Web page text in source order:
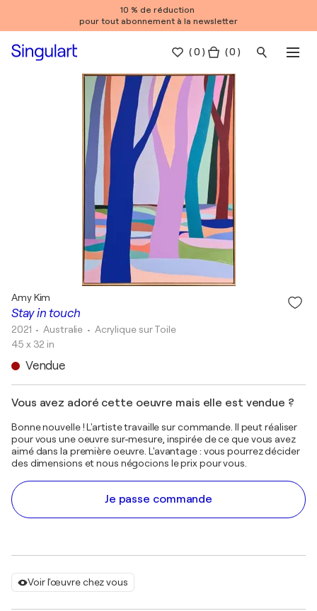
10 % de réduction
pour tout abonnement à la newsletter
(0 ) ( 0 )
Voir l'œuvre chez vous
Stay in touch
Amy Kim
2021 • Australie • Acrylique sur Toile
45 x 32 in
Vendue
Vous avez adoré cette oeuvre mais elle est vendue ?
Bonne nouvelle ! L'artiste travaille sur commande. Il peut réaliser
pour vous une oeuvre sur-mesure, inspirée de ce que vous avez
aimé dans la première oeuvre. L'avantage : vous pourrez décider
des dimensions et nous négocions le prix pour vous.
Je passe commande